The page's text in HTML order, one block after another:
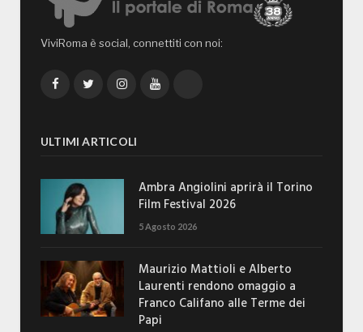
ViviRoma è social, connettiti con noi:
FacebookTwitterInstagramYouTube
ULTIMI ARTICOLI
Ambra Angiolini aprirà il Torino
Film Festival 2026
5 Agosto 2026
Maurizio Mattioli e Alberto
Laurenti rendono omaggio a
Franco Califano alle Terme dei
Papi